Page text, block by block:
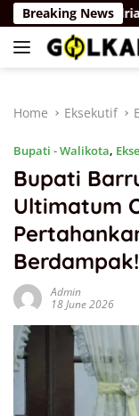
Skip
to
content
Breaking News
Adrianus
Home Eksekutif
Bupati - Walikota,
Bupati
Ultimatum
Berdampak!
Admin
18 June 2026